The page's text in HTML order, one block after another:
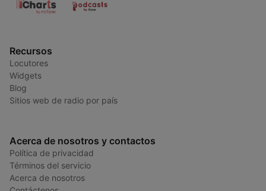
Recursos
Locutores
Widgets
Blog
Sitios web de radio por país
Acerca de nosotros y contactos
Política de privacidad
Términos del servicio
Acerca de nosotros